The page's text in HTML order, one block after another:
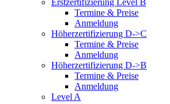
Erstzertifizierung Level B
Termine & Preise
Anmeldung
Höherzertifizierung D->C
Termine & Preise
Anmeldung
Höherzertifizierung D->B
Termine & Preise
Anmeldung
Level A